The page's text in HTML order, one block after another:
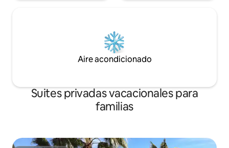
Aire acondicionado
Suites privadas vacacionales para
familias